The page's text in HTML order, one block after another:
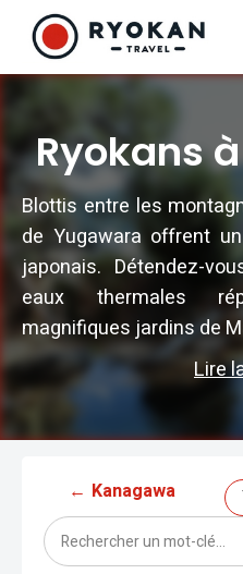
Vivez l'expérience authentique d'un
Ryokans
Blottis entre les
de Yugawara offrent
japonais. Détendez-
eaux thermales
magnifiques jardins de
Lire
← Kanagawa